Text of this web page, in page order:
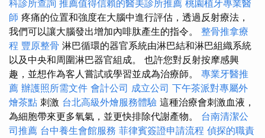
科診所查詢 推薦值得信賴的醫美診所推薦 桃園植牙專業醫
師 疼痛的位置和強度在大腦中進行評估，透過反射療法，
我們可以讓大腦發出增加內啡肽產生的指令。 整骨推拿療
程 豐原整骨 淋巴循環的器官系統由淋巴結和淋巴組織系統
以及中央和周圍淋巴器官組成。 也許您對反射按摩感興
趣，並想作為客人嘗試或學習並成為治療師。 專業牙醫推
薦 辦護照所需文件 會計公司 成立公司 下午茶派對專屬外
燴茶點 刺激 台北高級外燴服務體驗 這種治療會刺激血液，
為細胞帶來更多氧氣，並更快排除代謝產物。 台南清潔公
司推薦 台中養生會館服務 菲律賓簽證申請流程 偵探的職責